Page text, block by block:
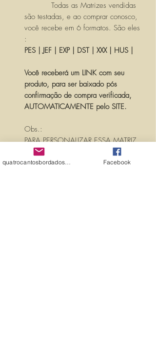
Todas as Matrizes vendidas
são testadas, e ao comprar conosco,
você recebe em 6 formatos. São eles
:
PES | JEF | EXP | DST | XXX | HUS |
Você receberá um LINK com seu
produto, para ser baixado pós
confirmação de compra verificada,
AUTOMATICAMENTE pelo SITE.
Obs.:
PARA PERSONALIZAR ESSA MATRIZ,
ACRESCENTANDO TEXTOS OU
NOMES, É SÓ ENTRAR EMFacebook